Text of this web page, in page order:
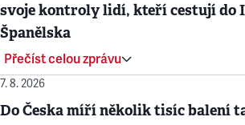
svoje kontroly lidí, kteří cestují do
Španělska
Přečíst celou zprávu
7. 8. 2026
Do Česka míří několik tisíc balení